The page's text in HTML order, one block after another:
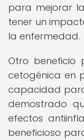
para mejorar
tener un
la enfermedad.
Otro beneficio
cetogénica en
capacidad
demostrado
efectos
beneficioso